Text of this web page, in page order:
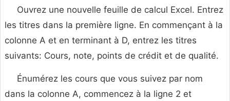
Ouvrez une nouvelle feuille de calcul Excel. Entrez
les titres dans la première ligne. En commençant à la
colonne A et en terminant à D, entrez les titres
suivants: Cours, note, points de crédit et de qualité.
Énumérez les cours que vous suivez par nom
dans la colonne A, commencez à la ligne 2 et